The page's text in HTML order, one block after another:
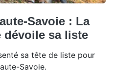
Savoie : La
dévoile sa liste
sa tête de liste pour
Savoie.